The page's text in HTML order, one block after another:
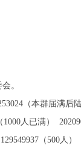
。
（本群届满后
人已满）
（500人）